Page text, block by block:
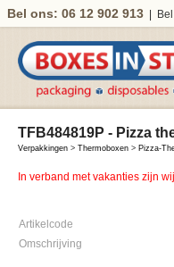
Bel ons: 06 12 902 913
TFB484819P - Pizza
Verpakkingen > Thermoboxen > Pizza-
In verband met vakanties zijn
Artikelcode
Omschrijving